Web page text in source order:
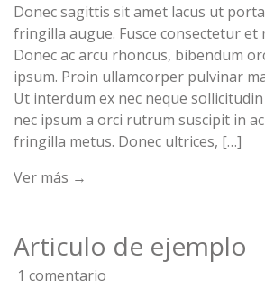
Donec sagittis sit amet lacus ut
fringilla augue. Fusce consectetur et
Donec ac arcu rhoncus, bibendum
ipsum. Proin ullamcorper pulvinar
Ut interdum ex nec neque
nec ipsum a orci rutrum suscipit in
fringilla metus. Donec ultrices, […]
Ver más →
Articulo de ejemplo
1 comentario